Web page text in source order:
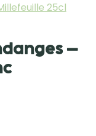
25cl
–